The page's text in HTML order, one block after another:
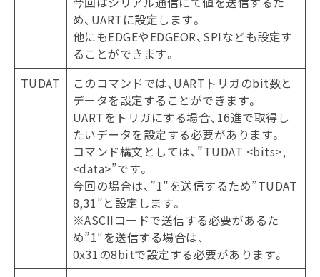
め、UARTに設定します。
他にもEDGEやEDGEOR、SPIなども設定す
ることができます。
TUDAT
このコマンドでは、UARTトリガのbit数と
データを設定することができます。
UARTをトリガにする場合、16進で取得し
たいデータを設定する必要があります。
コマンド構文としては、”TUDAT <bits>,
<data>”です。
今回の場合は、”1″を送信するため”TUDAT
8,31″と設定します。
※ASCIIコードで送信する必要があるた
め”1″を送信する場合は、
0x31の8bitで設定する必要があります。